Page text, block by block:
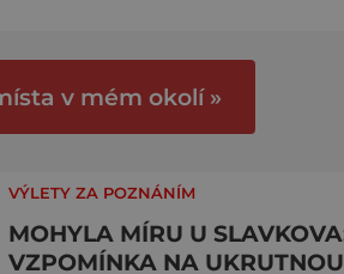
německých rytířů. Ostatně
v mém okolí »
VÝLETY ZA POZNÁNÍM
MOHYLA MÍRU U
VZPOMÍNKA NA